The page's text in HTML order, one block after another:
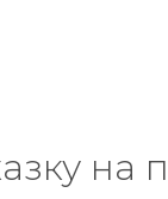
на